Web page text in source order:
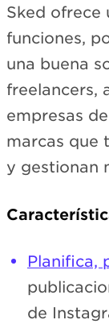
Sked ofrece
funciones,
una buena
freelancers,
empresas
marcas que
y gestionan
Planifica,
de